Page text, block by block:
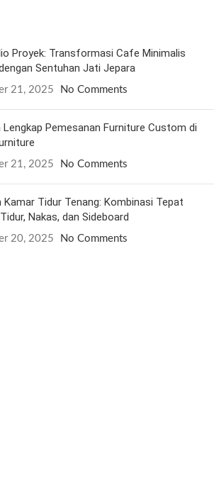
Proyek: Transformasi Cafe Minimalis
Sentuhan Jati Jepara
21, 2025 No Comments
Lengkap Pemesanan Furniture Custom di
21, 2025 No Comments
Kamar Tidur Tenang: Kombinasi Tepat
Nakas, dan Sideboard
20, 2025 No Comments